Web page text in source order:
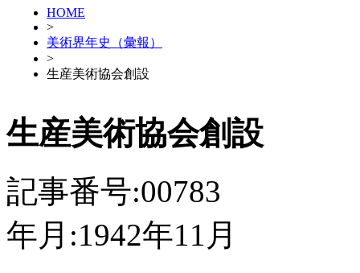
HOME
>
美術界年史（彙報）
>
生産美術協会創設
生産美術協会創設
記事番号:00783
年月:1942年11月